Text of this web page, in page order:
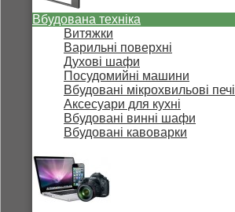
Вбудована техніка
Витяжки
Варильні поверхні
Духові шафи
Посудомийні машини
Вбудовані мікрохвильові печі
Аксесуари для кухні
Вбудовані винні шафи
Вбудовані кавоварки